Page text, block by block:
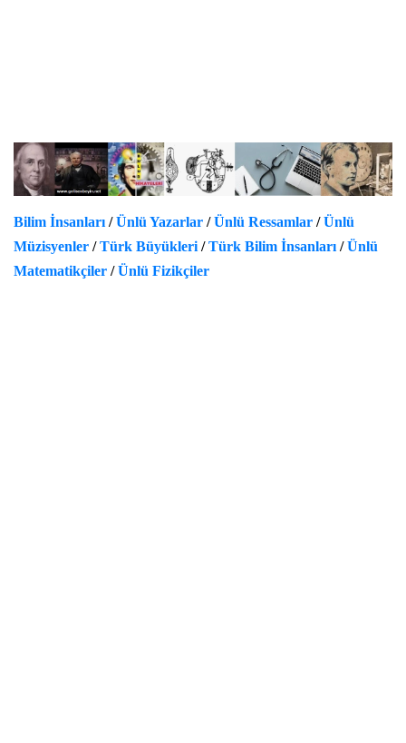
Bilim İnsanları /Ünlü Yazarlar /Ünlü Ressamlar /Ünlü
Müzisyenler /Türk Büyükleri /Türk Bilim İnsanları /Ünlü
Matematikçiler /Ünlü Fizikçiler